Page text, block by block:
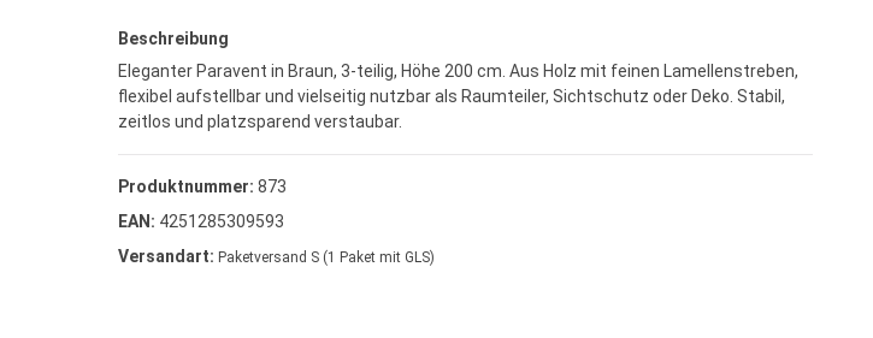
Beschreibung
Eleganter Paravent in Braun, 3-teilig, Höhe 200 cm. Aus Holz mit feinen Lamellenstreben,
flexibel aufstellbar und vielseitig nutzbar als Raumteiler, Sichtschutz oder Deko. Stabil,
zeitlos und platzsparend verstaubar.
Produktnummer: 873
EAN: 4251285309593
Versandart:
Paketversand S (1 Paket mit GLS)